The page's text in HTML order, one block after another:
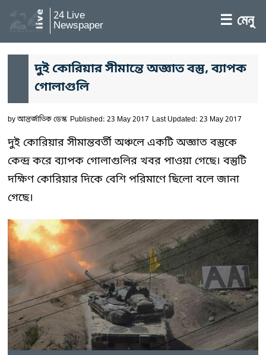
24 Live
Newspaper ☰ মেনু
দুই কোরিয়ার সীমান্তে অজ্ঞাত বস্তু, ব্যাপক
গোলাগুলি
byআন্তর্জাতিক ডেস্ক Published: 23 May 2017 Last Updated: 23 May 2017
দুই কোরিয়ার সীমান্তবর্তী অঞ্চলে একটি অজ্ঞাত বস্তুকে
কেন্দ্র করে ব্যাপক গোলাগুলির খবর পাওয়া গেছে। বস্তুটি
দক্ষিণ কোরিয়ার দিকে বেশি পরিমাণে ছিলো বলে জানা
গেছে।